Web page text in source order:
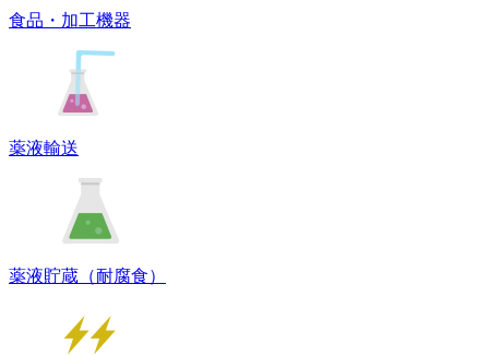
食品・加工機器
薬液輸送
薬液貯蔵（耐腐食）